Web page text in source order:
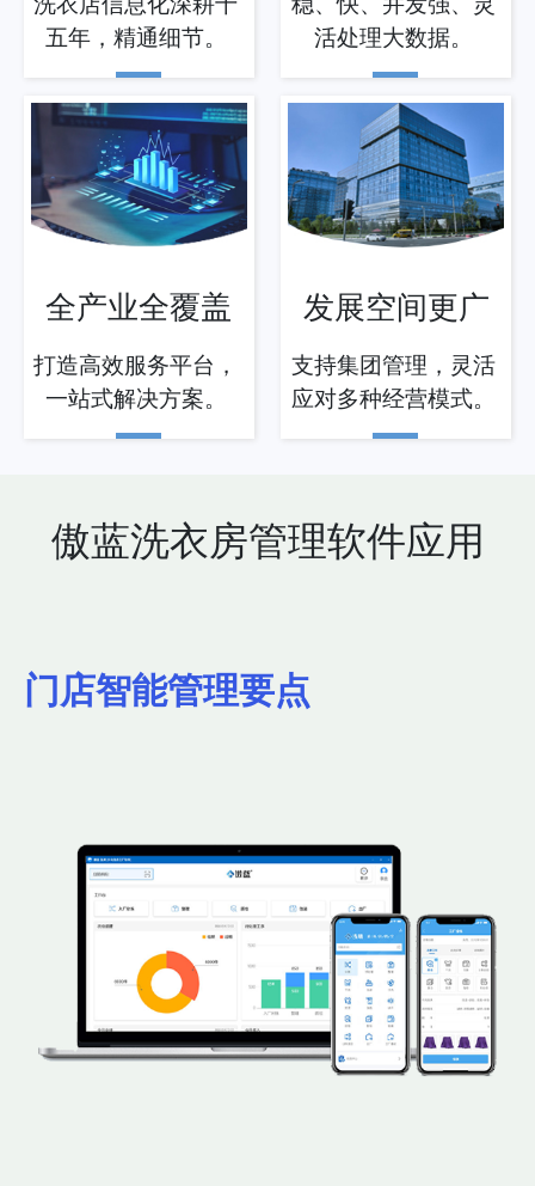
五年，精通细节。
活处理大数据。
全产业全覆盖
打造高效服务平台，
一站式解决方案。
发展空间更广
支持集团管理，灵活
应对多种经营模式。
傲蓝洗衣房管理软件应用
门店智能管理要点